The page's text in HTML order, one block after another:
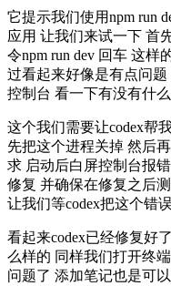
它提示我们使用npm run
应用 让我们来试一下 首
令npm run dev 回车 这样
过看起来好像是有点问
控制台 看一下有没有什
这个我们需要让codex帮
先把这个进程关掉 然后
求 启动后白屏控制台报
修复 并确保在修复之后
让我们等codex把这个错
看起来codex已经修复好
么样的 同样我们打开终
问题了 添加笔记也是可